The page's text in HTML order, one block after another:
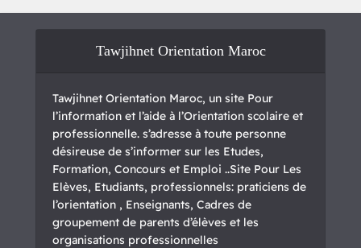
Tawjihnet Orientation Maroc
Tawjihnet Orientation Maroc, un site Pour
l’information et l’aide à l’Orientation scolaire et
professionnelle. s’adresse à toute personne
désireuse de s’informer sur les Etudes,
Formation, Concours et Emploi ..Site Pour Les
Elèves, Etudiants, professionnels: praticiens de
l’orientation , Enseignants, Cadres de
groupement de parents d’élèves et les
organisations professionnelles